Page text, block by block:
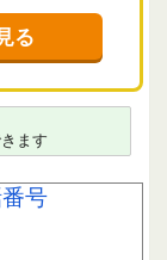
と評価され
の満足度に
、面談予約
に面談日程
ケースも報
、宛名が不
。
る
ます
号